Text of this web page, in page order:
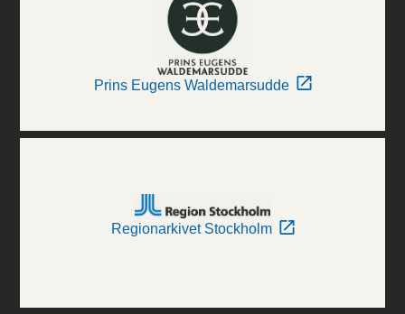
Prins Eugens Waldemarsudde
Regionarkivet Stockholm